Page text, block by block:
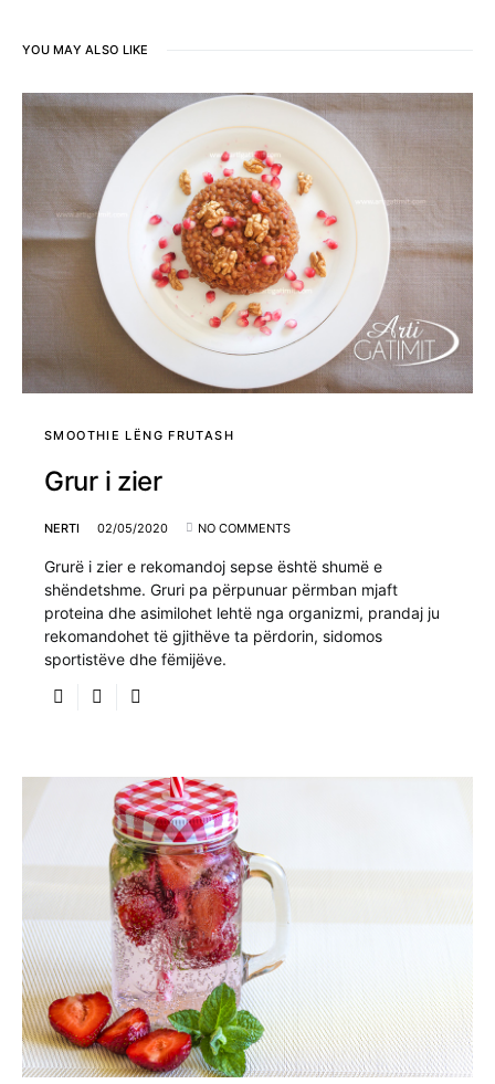
YOU MAY ALSO LIKE
SMOOTHIE LËNG FRUTASH
Grur i zier
NERTI 02/05/2020 NO COMMENTS
Grurë i zier e rekomandoj sepse është shumë e
shëndetshme. Gruri pa përpunuar përmban mjaft
proteina dhe asimilohet lehtë nga organizmi, prandaj ju
rekomandohet të gjithëve ta përdorin, sidomos
sportistëve dhe fëmijëve.